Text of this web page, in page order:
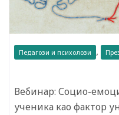
Педагози и психолози ,
Вебинар: Социо-
ученика као фактор